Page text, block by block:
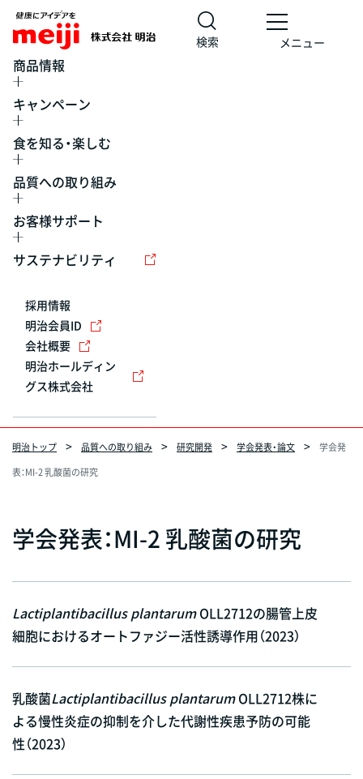
検索 メニュー
商品情報
キャンペーン
食を知る・楽しむ
品質への取り組み
お客様サポート
サステナビリティ
採用情報
明治会員ID
会社概要
明治ホールディン
グス株式会社
明治トップ 品質への取り組み 研究開発 学会発表・論文
学会発
表：MI-2 乳酸菌の研究
学会発表：MI-2 乳酸菌の研究
Lactiplantibacillus plantarumOLL2712の腸管上皮
細胞におけるオートファジー活性誘導作用（2023）
乳酸菌Lactiplantibacillus plantarumOLL2712株に
よる慢性炎症の抑制を介した代謝性疾患予防の可能
性（2023）